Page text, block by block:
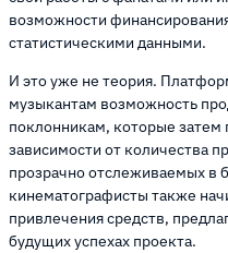
возможности
статистическими данными.
И это уже не теория.
музыкантам возможность
поклонникам, которые
зависимости от количества
прозрачно отслеживаемых в
кинематографисты также
привлечения средств,
будущих успехах проекта.